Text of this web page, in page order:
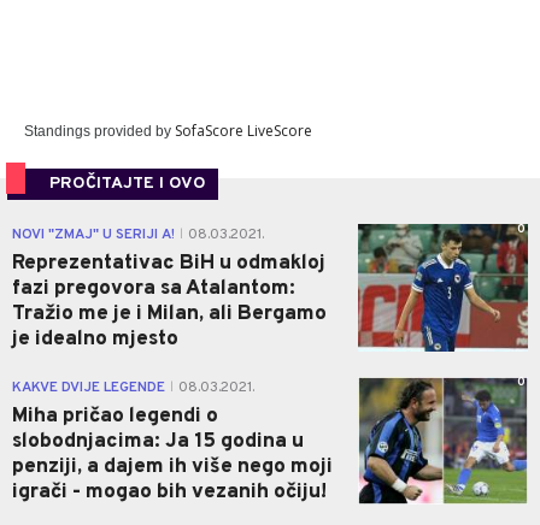
Standings provided by SofaScore LiveScore
PROČITAJTE I OVO
NOVI "ZMAJ" U SERIJI A! 08.03.2021.
Reprezentativac BiH u odmakloj
fazi pregovora sa Atalantom:
Tražio me je i Milan, ali Bergamo
je idealno mjesto
0
KAKVE DVIJE LEGENDE 08.03.2021.
Miha pričao legendi o
slobodnjacima: Ja 15 godina u
penziji, a dajem ih više nego moji
igrači - mogao bih vezanih očiju!
0